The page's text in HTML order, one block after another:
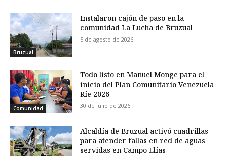
Bruzual
Instalaron cajón de paso en la
comunidad La Lucha de Bruzual
5 de agosto de 2026
Comunidad
Todo listo en Manuel Monge para el
inicio del Plan Comunitario Venezuela
Ríe 2026
30 de julio de 2026
Alcaldía de Bruzual activó cuadrillas
para atender fallas en red de aguas
servidas en Campo Elías